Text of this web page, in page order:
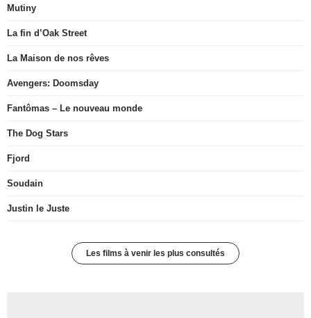
Mutiny
La fin d’Oak Street
La Maison de nos rêves
Avengers: Doomsday
Fantômas – Le nouveau monde
The Dog Stars
Fjord
Soudain
Justin le Juste
Les films à venir les plus consultés